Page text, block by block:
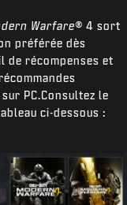
Warfare® 4 sort
préférée dès
de récompenses et
PC.Consultez le
ci-dessous :